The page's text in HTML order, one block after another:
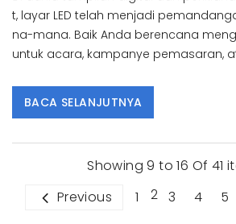
t, layar LED telah menjadi
na-mana. Baik Anda berencana
untuk acara, kampanye pemasaran,
BACA SELANJUTNYA
Showing 9 to 16 Of 41
Previous
1 2 3 4 5